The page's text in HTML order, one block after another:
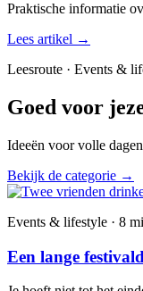
Praktische informatie
Lees artikel →
Leesroute · Events &
Goed voor
Ideeën voor volle
Bekijk de categorie →
Events & lifestyle · 8
Een lange